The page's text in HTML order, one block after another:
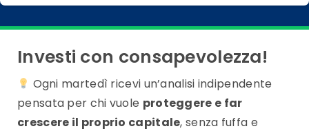
Investi con consapevolezza!
Ogni martedì ricevi un’analisi indipendente
pensata per chi vuole proteggere e far
crescere il proprio capitale, senza fuffa e